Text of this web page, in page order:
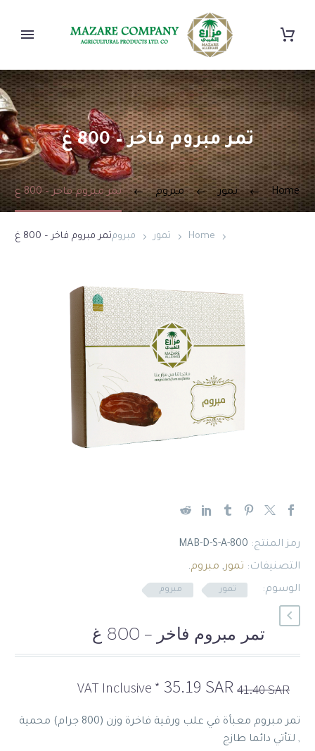
تمر مبروم فاخر – 800 غ
Home تمور مبروم تمر مبروم فاخر – 800 غ
Home تمور مبرومتمر مبروم فاخر – 800 غ
رمز المنتج: MAB-D-S-A-800
التصنيفات: تمور, مبروم.
الوسوم:
تمور مبروم
تمر مبروم فاخر – 800 غ
41.40SAR السعر
هو:
41.40 SAR.
35.19 SAR السعر
هو:
* VAT Inclusive
تمر مبروم معبأة في علب ورقية فاخرة وزن (800 جرام) محمية
, لتأتي دائما طازج